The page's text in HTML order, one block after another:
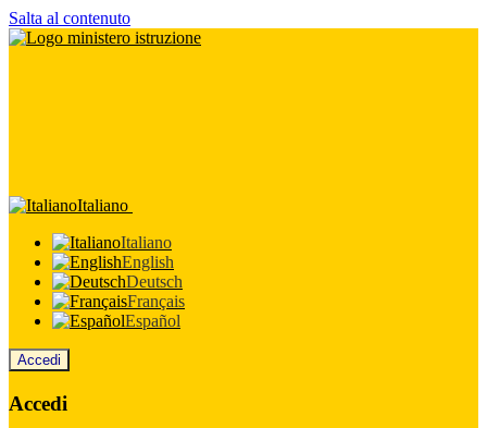
Salta al contenuto
Italiano
Italiano
English
Deutsch
Français
Español
Accedi
Accedi